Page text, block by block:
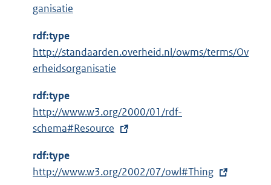
:ganisatie
rdf:type
http://standaarden.overheid.nl/owms/terms/Ov
erheidsorganisatie
rdf:type
E
x
e
r
http://www.w3.org/2000/01/rdf-
schema#Resource
rdf:type
E
http://www.w3.org/2002/07/owl#Thing